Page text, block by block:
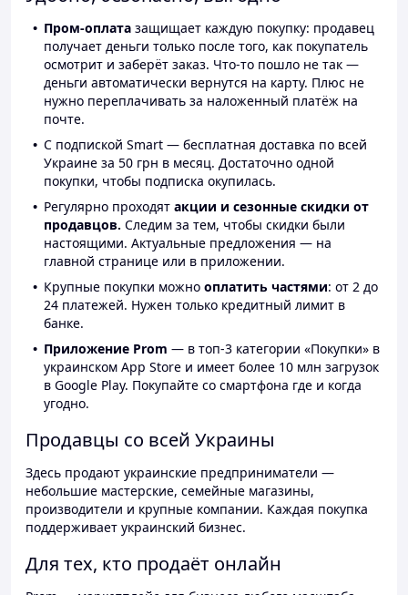
Пром-оплата защищает каждую покупку: продавец
получает деньги только после того, как покупатель
осмотрит и заберёт заказ. Что-то пошло не так —
деньги автоматически вернутся на карту. Плюс не
нужно переплачивать за наложенный платёж на
почте.
С подпиской Smart — бесплатная доставка по всей
Украине за 50 грн в месяц. Достаточно одной
покупки, чтобы подписка окупилась.
Регулярно проходят акции и сезонные скидки от
продавцов. Следим за тем, чтобы скидки были
настоящими. Актуальные предложения — на
главной странице или в приложении.
Крупные покупки можно оплатить частями: от 2 до
24 платежей. Нужен только кредитный лимит в
банке.
Приложение Prom — в топ-3 категории «Покупки» в
украинском App Store и имеет более 10 млн загрузок
в Google Play. Покупайте со смартфона где и когда
угодно.
Продавцы со всей Украины
Здесь продают украинские предприниматели —
небольшие мастерские, семейные магазины,
производители и крупные компании. Каждая покупка
поддерживает украинский бизнес.
Для тех, кто продаёт онлайн